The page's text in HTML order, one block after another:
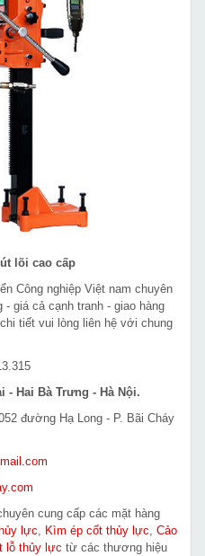
lõi cao cấp
Công nghiệp Việt nam chuyên
- giá cả cạnh tranh - giao hàng
tiết vui lòng liên hệ với chung
- Hai Bà Trưng - Hà Nội.
đường Hạ Long - P. Bãi Cháy
cung cấp các mặt hàng
lực Kìm ép cốt thủy lực Cảo
lỗ thủy lực từ các thương hiệu